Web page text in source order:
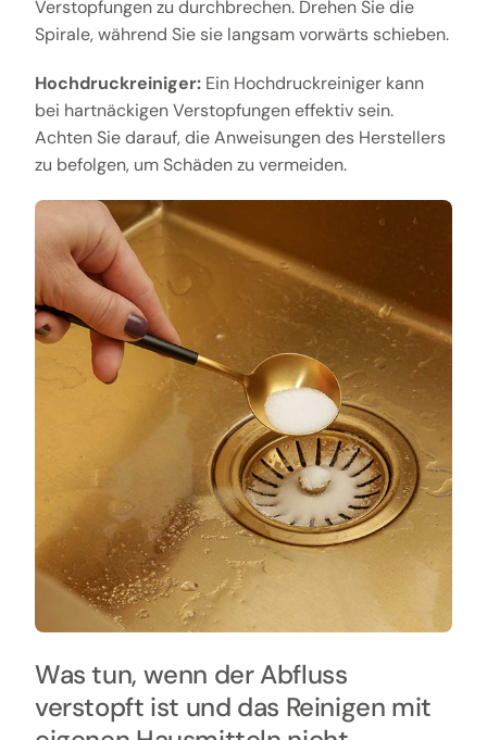
Verstopfungen zu durchbrechen. Drehen Sie die
Spirale, während Sie sie langsam vorwärts schieben.
Hochdruckreiniger:Ein Hochdruckreiniger kann
bei hartnäckigen Verstopfungen effektiv sein.
Achten Sie darauf, die Anweisungen des Herstellers
zu befolgen, um Schäden zu vermeiden.
Was tun, wenn der Abfluss
verstopft ist und das Reinigen mit